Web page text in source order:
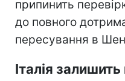
припинить
до повного
пересування в
Італія